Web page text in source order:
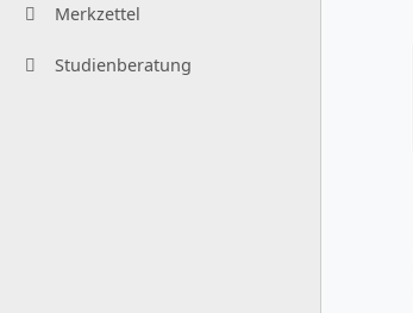
Merkzettel
Studienberatung